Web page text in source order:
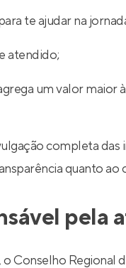
te ajudar na
atendido;
um valor
completa
quanto ao
pela
Conselho Regional